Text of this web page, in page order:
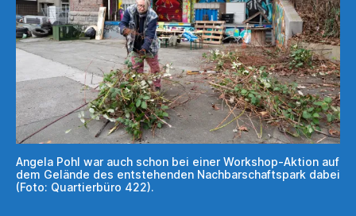
Angela Pohl war auch schon bei einer Workshop-Aktion auf
dem Gelände des entstehenden Nachbarschaftspark dabei
(Foto: Quartierbüro 422).